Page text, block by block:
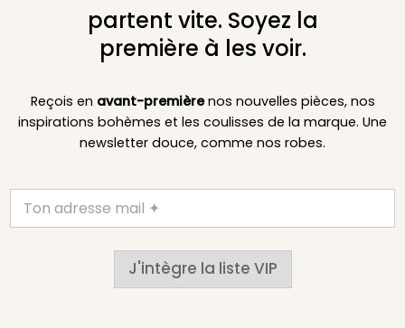
partent vite. Soyez la
première à les voir.
Reçois en avant-premièrenos nouvelles pièces, nos
inspirations bohèmes et les coulisses de la marque. Une
newsletter douce, comme nos robes.
J'intègre la liste VIP